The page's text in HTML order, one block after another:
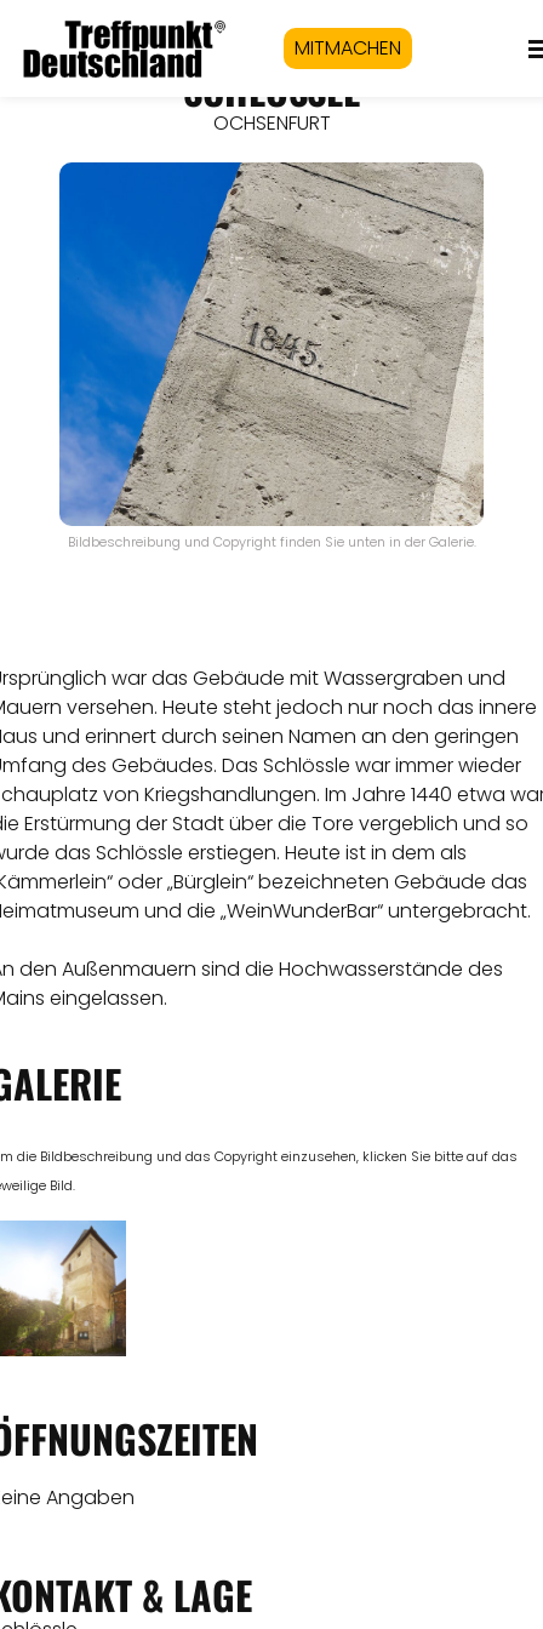
MITMACHEN
SCHLÖSSLE
OCHSENFURT
Bildbeschreibung und Copyright finden Sie unten in der Galerie.
war das Gebäude mit Wassergraben und
versehen. Heute steht jedoch nur noch das innere
und erinnert durch seinen Namen an den geringen
des Gebäudes. Das Schlössle war immer wieder
von Kriegshandlungen. Im Jahre 1440 etwa
Erstürmung der Stadt über die Tore vergeblich und so
das Schlössle erstiegen. Heute ist in dem als
oder „Bürglein“ bezeichneten Gebäude das
und die „WeinWunderBar“ untergebracht.
den Außenmauern sind die Hochwasserstände des
eingelassen.
die Bildbeschreibung und das Copyright einzusehen, klicken Sie bitte auf das
Bild.
Angaben
& LAGE